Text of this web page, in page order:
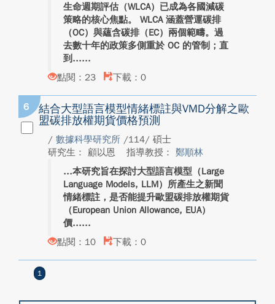
生命週期評估（WLCA）已成為各國減碳
策略的核心焦點。 WLCA 涵蓋營運碳排
（OC）與蘊含碳排（EC）兩個範疇。過
去數十年的政策多側重於 OC 的管制；直
到...
點閱：23
下載：0
6
結合大型語言模型情緒標註與VMD分解之歐
盟碳排放權期貨價格預測
/ 數據科學研究所 /114/ 碩士
研究生： 顧以恩
指導教授： 鄭順林
本研究旨在探討大型語言模型（Large
Language Models, LLM）所產生之新聞
情緒標註，是否能提升歐盟碳排放權期貨
（European Union Allowance, EUA）
價...
點閱：10
下載：0
1